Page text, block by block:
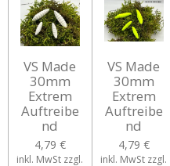
VS Made
30mm
Extrem
Auftreibe
nd
4,79 €
inkl. MwSt zzgl.
VS Made
30mm
Extrem
Auftreibe
nd
4,79 €
inkl. MwSt zzgl.